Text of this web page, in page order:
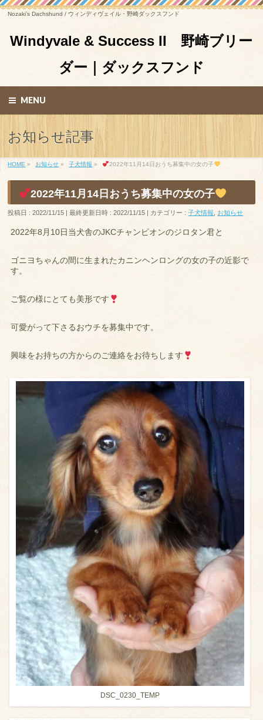
Nozaki’s Dachshund / ウィンディヴェイル・野崎ダックスフンド
Windyvale & Success II 野崎ブリー
ダー｜ダックスフンド
MENU
お知らせ記事
HOME » お知らせ » 子犬情報 » 2022年11月14日おうち募集中の女の子
2022年11月14日おうち募集中の女の子
投稿日 : 2022/11/15 最終更新日時 : 2022/11/15 カテゴリー :子犬情報 お知らせ
2022年8月10日当犬舎のJKCチャンピオンのジロタン君と
ゴニヨちゃんの間に生まれたカニンヘンロングの女の子の近影で
す。
ご覧の様にとても美形です
可愛がって下さるおウチを募集中です。
興味をお持ちの方からのご連絡をお待ちします
DSC_0230_TEMP